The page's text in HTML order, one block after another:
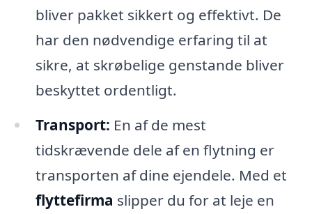
bliver pakket sikkert og effektivt. De
har den nødvendige erfaring til at
sikre, at skrøbelige genstande bliver
beskyttet ordentligt.
Transport: En af de mest
tidskrævende dele af en flytning er
transporten af dine ejendele. Med et
flyttefirma slipper du for at leje en